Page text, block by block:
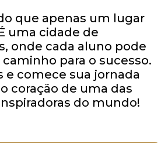
que apenas um lugar
uma cidade de
onde cada aluno pode
para o sucesso.
e comece sua jornada
coração de uma das
do mundo!